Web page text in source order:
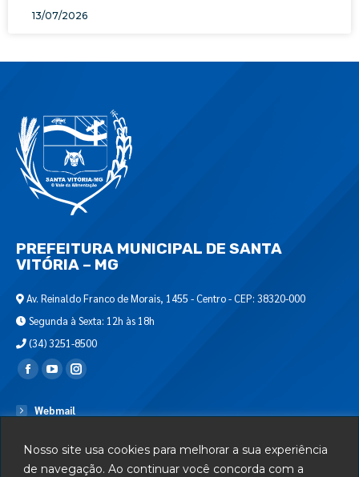
Nosso site usa cookies para melhorar a sua experiência
de navegação. Ao continuar você concorda com a
13/07/2026
PREFEITURA MUNICIPAL DE SANTA
VITÓRIA – MG
Av. Reinaldo Franco de Morais, 1455 - Centro - CEP: 38320-000
Segunda à Sexta: 12h às 18h
(34) 3251-8500
Encontre-nos em:
Webmail
Serviços